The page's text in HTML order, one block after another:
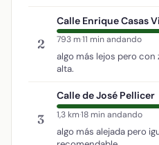
2
Calle Enrique Casas
793 m·11 min andando
algo más lejos pero con
alta.
3
Calle de José Pellicer
1,3 km·18 min andando
algo más alejada pero